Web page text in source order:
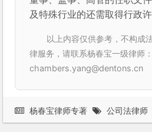
及特殊行业的还需取得行政许
以上内容仅供参考，不构成
律服务，请联系杨春宝一级律师：
chambers.yang@dentons.cn
杨春宝律师专著 公司法律师